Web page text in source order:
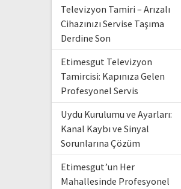
Televizyon Tamiri – Arızalı
Cihazınızı Servise Taşıma
Derdine Son
Etimesgut Televizyon
Tamircisi: Kapınıza Gelen
Profesyonel Servis
Uydu Kurulumu ve Ayarları:
Kanal Kaybı ve Sinyal
Sorunlarına Çözüm
Etimesgut’un Her
Mahallesinde Profesyonel